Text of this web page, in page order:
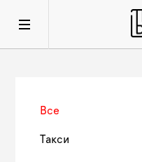
Все
Такси